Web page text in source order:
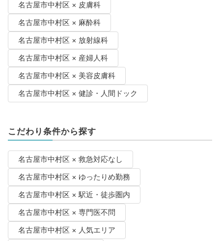
名古屋市中村区 × 皮膚科
名古屋市中村区 × 麻酔科
名古屋市中村区 × 放射線科
名古屋市中村区 × 産婦人科
名古屋市中村区 × 美容皮膚科
名古屋市中村区 × 健診・人間ドック
こだわり条件から探す
名古屋市中村区 × 救急対応なし
名古屋市中村区 × ゆったりめ勤務
名古屋市中村区 × 駅近・徒歩圏内
名古屋市中村区 × 専門医不問
名古屋市中村区 × 人気エリア